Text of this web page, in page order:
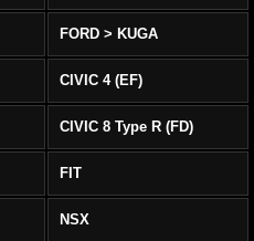
FORD > KUGA
CIVIC 4 (EF)
CIVIC 8 Type R (FD)
FIT
NSX